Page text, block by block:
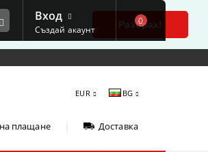
Разбрах!
EUR BG
плащане Доставка
Вход
Създай акаунт
0